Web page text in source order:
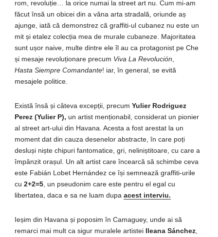
rom, revoluție… la orice numai la street art nu. Cum mi-am
făcut însă un obicei din a vâna arta stradală, oriunde aș
ajunge, iată că demonstrez că graffiti-ul cubanez nu este un
mit și etalez colecția mea de murale cubaneze. Majoritatea
sunt ușor naive, multe dintre ele îl au ca protagonist pe Che
și mesaje revoluționare precum Viva La Revolución
Hasta Siempre Comandante! iar, în general, se evită
mesajele politice.
Există însă și câteva excepții, precum Yulier Rodriguez
Perez (Yulier P), un artist menționabil, considerat un pionier
al street art-ului din Havana. Acesta a fost arestat la un
moment dat din cauza desenelor abstracte, în care poți
desluși niște chipuri fantomatice, gri, neliniștitoare, cu care a
împânzit orașul. Un alt artist care încearcă să schimbe ceva
este Fabián Lobet Hernández ce își semnează graffiti-urile
cu 2+2=5 , un pseudonim care este pentru el egal cu
libertatea, daca e sa ne luam dupa acest interviu.
Ieșim din Havana și poposim în Camaguey, unde ai să
remarci mai mult ca sigur muralele artistei Ileana Sánchez